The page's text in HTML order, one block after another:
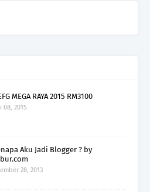
MEGA RAYA 2015 RM3100
08, 2015
Aku Jadi Blogger ? by
28, 2013